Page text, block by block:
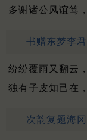
多谢诸公风谊笃
书赠东梦李君
纷纷覆雨又翻云
独有子皮知己在
次韵复题海